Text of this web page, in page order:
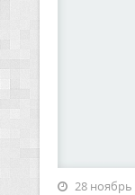
28 ноябрь